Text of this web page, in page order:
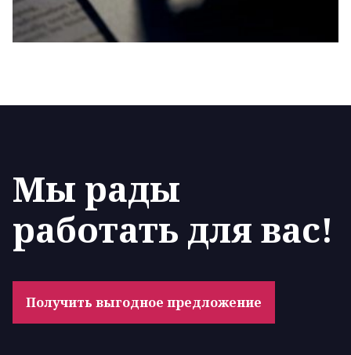
Мы рады
работать для вас!
Получить выгодное предложение